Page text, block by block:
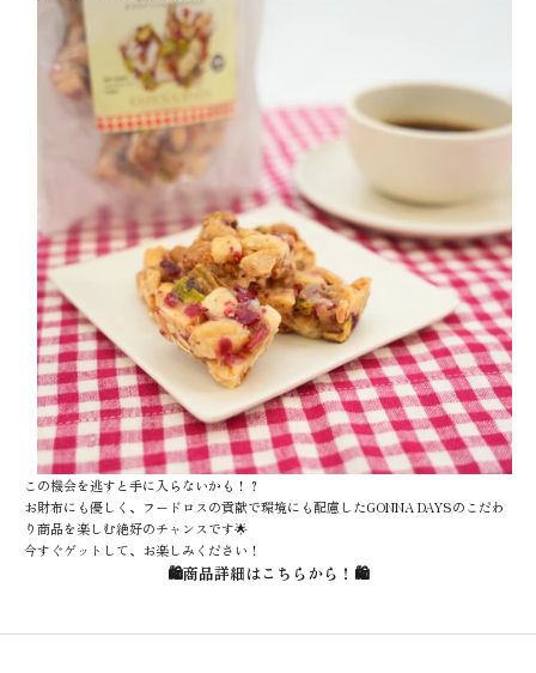
この機会を逃すと手に入らないかも！？
お財布にも優しく、フードロスの貢献で環境にも配慮したGONNA DAYSのこだわ
り商品を楽しむ絶好のチャンスです🌟
今すぐゲットして、お楽しみください！
🛍️商品詳細はこちらから！ 🛍️